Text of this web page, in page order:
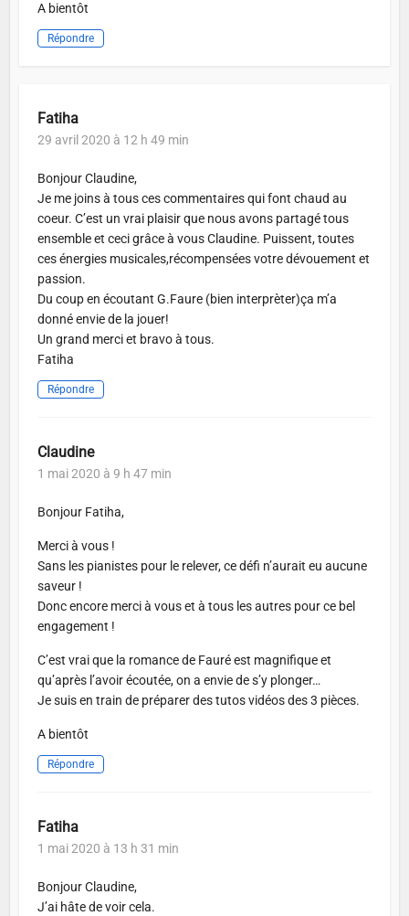
A bientôt
Répondre
Fatiha
29 avril 2020 à 12 h 49 min
Bonjour Claudine,
Je me joins à tous ces commentaires qui font chaud au
coeur. C’est un vrai plaisir que nous avons partagé tous
ensemble et ceci grâce à vous Claudine. Puissent, toutes
ces énergies musicales,récompensées votre dévouement et
passion.
Du coup en écoutant G.Faure (bien interprèter)ça m’a
donné envie de la jouer!
Un grand merci et bravo à tous.
Fatiha
Répondre
Claudine
1 mai 2020 à 9 h 47 min
Bonjour Fatiha,
Merci à vous !
Sans les pianistes pour le relever, ce défi n’aurait eu aucune
saveur !
Donc encore merci à vous et à tous les autres pour ce bel
engagement !
C’est vrai que la romance de Fauré est magnifique et
qu’après l’avoir écoutée, on a envie de s’y plonger…
Je suis en train de préparer des tutos vidéos des 3 pièces.
A bientôt
Répondre
Fatiha
1 mai 2020 à 13 h 31 min
Bonjour Claudine,
J’ai hâte de voir cela.